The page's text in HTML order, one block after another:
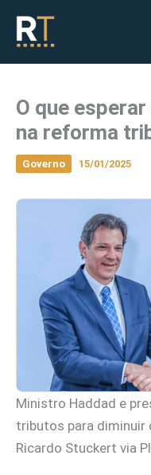
conteúdo
O que
na reforma
Governo 15/01/2025
Ministro Haddad e
tributos para diminuir
Ricardo Stuckert via